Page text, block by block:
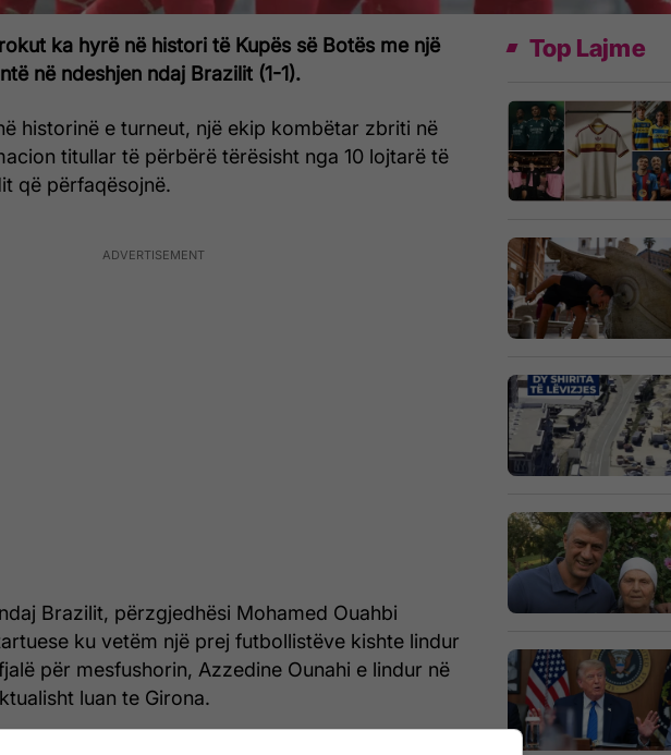
ka hyrë në histori të Kupës së Botës me një
në ndeshjen ndaj Brazilit (1-1).
historinë e turneut, një ekip kombëtar zbriti në
titullar të përbërë tërësisht nga 10 lojtarë të
që përfaqësojnë.
Brazilit, përzgjedhësi Mohamed Ouahbi
ku vetëm një prej futbollistëve kishte lindur
për mesfushorin, Azzedine Ounahi e lindur në
luan te Girona.
Top Lajme